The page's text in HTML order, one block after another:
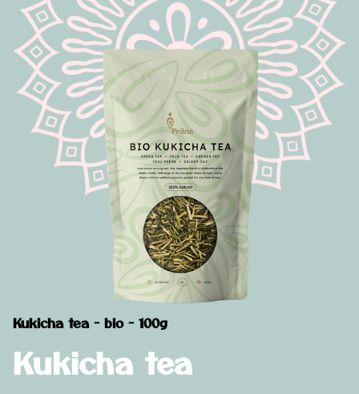
Kukicha tea - bio - 100g
Kukicha tea